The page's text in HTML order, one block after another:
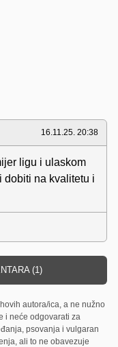
16.11.25. 20:38
ligu i ulaskom
dobiti na kvalitetu i
(1)
autora/ica, a ne nužno
i neće odgovarati za
psovanja i vulgaran
ali to ne obavezuje